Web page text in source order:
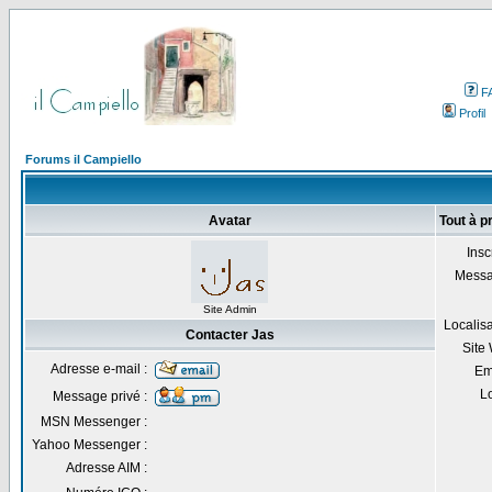
Profil
Forums il Campiello
Avatar Tout à
Site Admin
Site
Contacter Jas
Adresse e-mail :
Message privé :
MSN Messenger :
Yahoo Messenger :
Adresse AIM :